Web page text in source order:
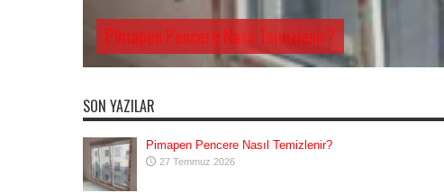
Pimapen Pencere Nasıl Temizlenir?
SON YAZILAR
Pimapen Pencere Nasıl Temizlenir?
27 Temmuz 2026